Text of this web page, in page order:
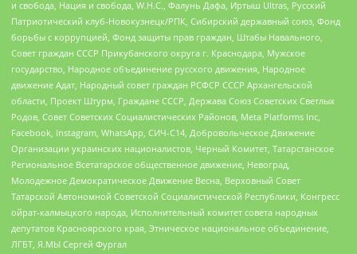
и свобода, Нация и свобода, W.H.С., Фалунь Дафа, Иртыш Ultras, Русский
Патриотический клуб-Новокузнецк/РПК, Сибирский державный союз, Фонд
борьбы с коррупцией, Фонд защиты прав граждан, Штабы Навального,
Совет граждан СССР Прикубанского округа г. Краснодара, Мужское
государство, Народное объединение русского движения, Народное
движение Адат, Народный совет граждан РСФСР СССР Архангельской
области, Проект Штурм, Граждане СССР, Держава Союз Советских Светлых
Родов, Совет Советских Социалистических Районов, Meta Platforms Inc,
Facebook, Instagram, WhatsApp, СИЧ-С14, Добровольческое Движение
Организации украинских националистов, Черный Комитет, Татарстанское
Региональное Всетатарское общественное движение, Невоград,
Молодежное Демократическое Движение Весна, Верховный Совет
Татарской Автономной Советской Социалистической Республики, Конгресс
ойрат-калмыцкого народа, Исполнительный комитет совета народных
депутатов Красноярского края, Этническое национальное объединение,
ЛГБТ, Я.МЫ Сергей Фургал